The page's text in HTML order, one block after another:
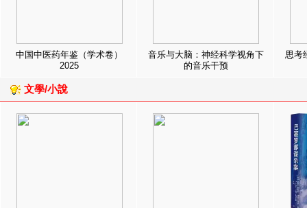
中国中医药年鉴（学术卷）
2025
音乐与大脑：神经科学视角下
的音乐干预
思考
文學/小說